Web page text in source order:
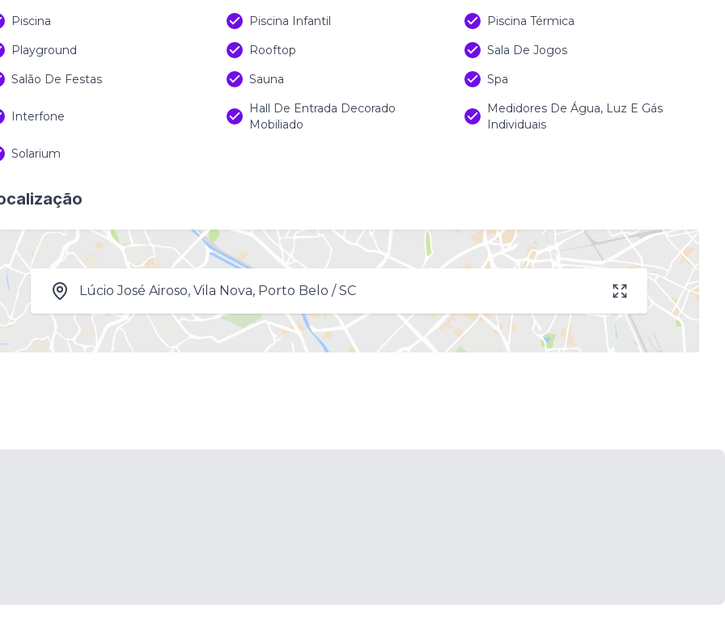
Piscina
Piscina Infantil
Piscina Térmica
Playground
Rooftop
Sala De Jogos
Salão De Festas
Sauna Spa
Interfone
Hall De Entrada Decorado
Mobiliado
Medidores De Água, Luz E Gás
Individuais
Solarium
Lúcio José Airoso, Vila Nova, Porto Belo / SC